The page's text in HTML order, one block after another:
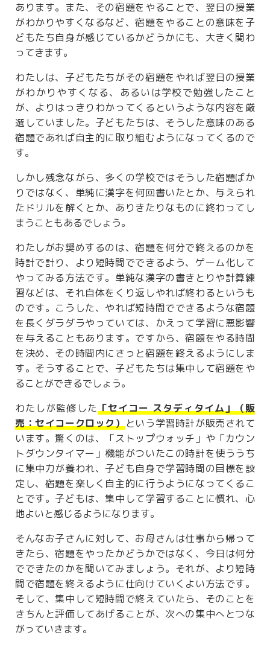
あります。また、その宿題をやることで、翌日の授業
がわかりやすくなるなど、宿題をやることの意味を子
どもたち自身が感じているかどうかにも、大きく関わ
ってきます。
わたしは、子どもたちがその宿題をやれば翌日の授業
がわかりやすくなる、あるいは学校で勉強したこと
が、よりはっきりわかってくるというような内容を厳
選していました。子どもたちは、そうした意味のある
宿題であれば自主的に取り組むようになってくるので
す。
しかし残念ながら、多くの学校ではそうした宿題ばか
りではなく、単純に漢字を何回書いたとか、与えられ
たドリルを解くとか、ありきたりなものに終わってし
まうこともあるでしょう。
わたしがお奨めするのは、宿題を何分で終えるのかを
時計で計り、より短時間でできるよう、ゲーム化して
やってみる方法です。単純な漢字の書きとりや計算練
習などは、それ自体をくり返しやれば終わるというも
のです。こうした、やれば短時間でできるような宿題
を長くダラダラやっていては、かえって学習に悪影響
を与えることもあります。ですから、宿題をやる時間
を決め、その時間内にさっと宿題を終えるようにしま
す。そうすることで、子どもたちは集中して宿題をや
ることができるでしょう。
わたしが監修した「セイコー スタディタイム」（販
売：セイコークロック）という学習時計が販売されて
います。驚くのは、「ストップウォッチ」や「カウン
トダウンタイマー」機能がついたこの時計を使ううち
に集中力が養われ、子ども自身で学習時間の目標を設
定し、宿題を楽しく自主的に行うようになってくるこ
とです。子どもは、集中して学習することに慣れ、心
地よいと感じるようになります。
そんなお子さんに対して、お母さんは仕事から帰って
きたら、宿題をやったかどうかではなく、今日は何分
でできたのかを聞いてみましょう。それが、より短時
間で宿題を終えるように仕向けていくよい方法です。
そして、集中して短時間で終えていたら、そのことを
きちんと評価してあげることが、次への集中へとつな
がっていきます。